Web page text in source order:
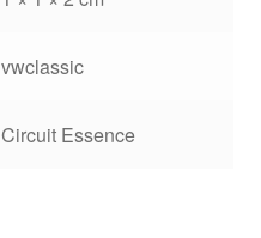
vwclassic
Circuit Essence